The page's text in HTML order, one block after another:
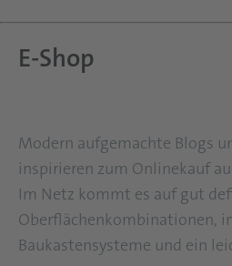
E-Shop
Modern aufgemachte Blogs
inspirieren zum Onlinekauf
Im Netz kommt es auf gut
Oberflächenkombinationen,
Baukastensysteme und ein